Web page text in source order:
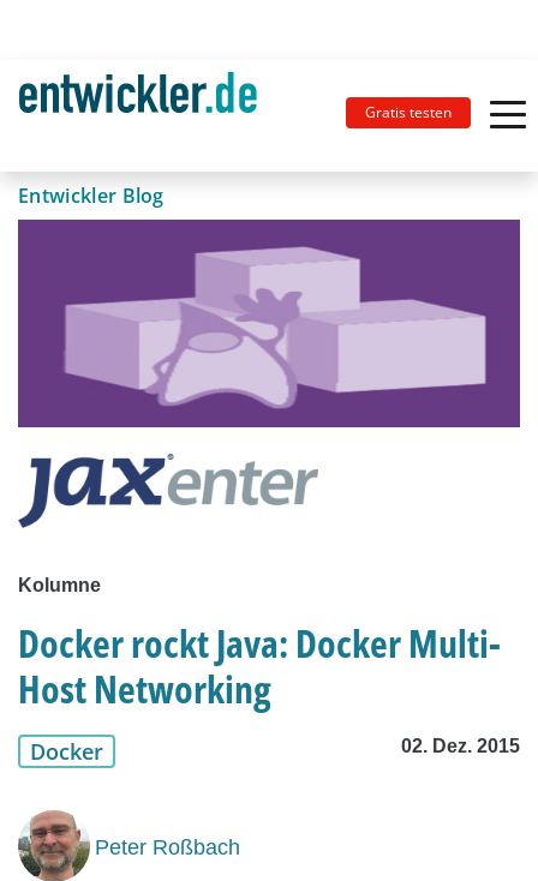
Gratis testen
Entwickler Blog
Kolumne
Docker rockt Java: Docker Multi-
Host Networking
Docker 02. Dez. 2015
Peter Roßbach